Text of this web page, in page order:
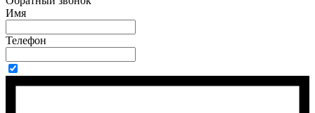
Имя
Телефон